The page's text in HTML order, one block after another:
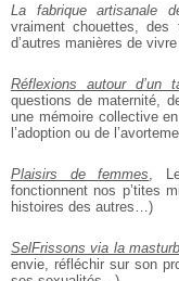
La fabrique artisanale
vraiment chouettes, des
d’autres manières de
Réflexions autour d’un
questions de maternité,
une mémoire collective
l’adoption ou de
Plaisirs de femmes ,
fonctionnent nos p’tites
histoires des autres…)
SelFrissons via la
envie, réfléchir sur son